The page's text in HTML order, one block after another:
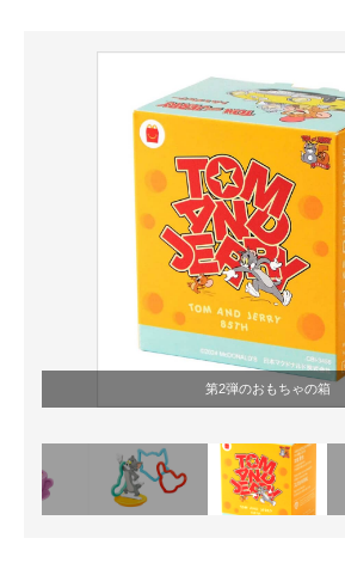
第2弾のおもちゃの箱